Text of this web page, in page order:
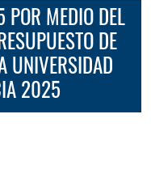
DE
UNIVERSIDAD
2025